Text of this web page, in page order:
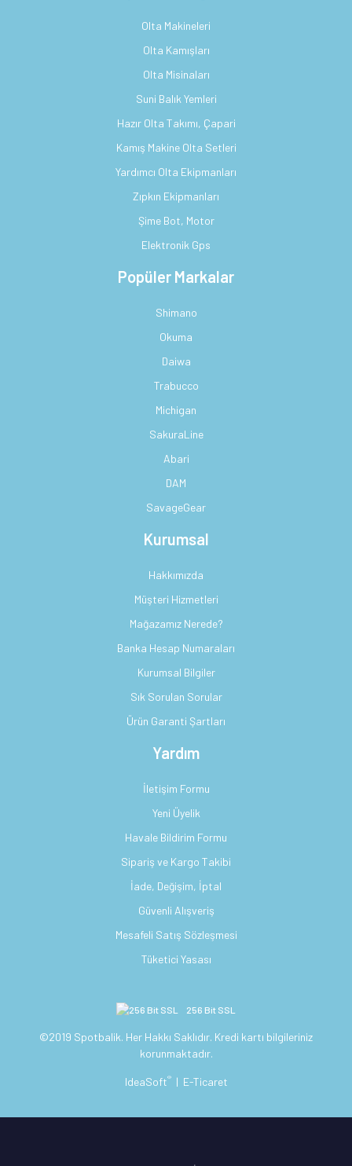
Olta Makineleri
Olta Kamışları
Olta Misinaları
Suni Balık Yemleri
Hazır Olta Takımı, Çapari
Kamış Makine Olta Setleri
Yardımcı Olta Ekipmanları
Zıpkın Ekipmanları
Şime Bot, Motor
Elektronik Gps
Popüler Markalar
Shimano
Okuma
Daiwa
Trabucco
Michigan
SakuraLine
Abari
DAM
SavageGear
Kurumsal
Hakkımızda
Müşteri Hizmetleri
Mağazamız Nerede?
Banka Hesap Numaraları
Kurumsal Bilgiler
Sık Sorulan Sorular
Ürün Garanti Şartları
Yardım
İletişim Formu
Yeni Üyelik
Havale Bildirim Formu
Sipariş ve Kargo Takibi
İade, Değişim, İptal
Güvenli Alışveriş
Mesafeli Satış Sözleşmesi
Tüketici Yasası
256 Bit SSL
©2019 Spotbalik. Her Hakkı Saklıdır. Kredi kartı bilgileriniz
korunmaktadır.
IdeaSoft® | E-Ticaret